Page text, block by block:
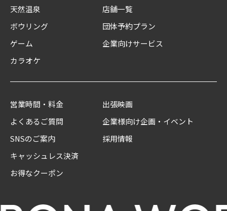
天然温泉
ボウリング
ゲーム
カラオケ
店舗一覧
団体予約プラン
企業向けサービス
営業時間・料金
よくあるご質問
SNSのご案内
キャッシュレス決済
お得なクーポン
出張映画
企業様向け企画・イベント
採用情報